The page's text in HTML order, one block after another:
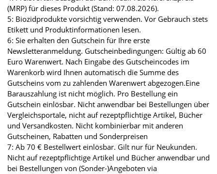
(MRP) für dieses Produkt (Stand: 07.08.2026).
5: Biozidprodukte vorsichtig verwenden. Vor Gebrauch stets
Etikett und Produktinformationen lesen.
6: Sie erhalten den Gutschein für Ihre erste
Newsletteranmeldung. Gutscheinbedingungen: Gültig ab 60
Euro Warenwert. Nach Eingabe des Gutscheincodes im
Warenkorb wird Ihnen automatisch die Summe des
Gutscheins vom zu zahlenden Warenwert abgezogen.Eine
Barauszahlung ist nicht möglich. Pro Bestellung ein
Gutschein einlösbar. Nicht anwendbar bei Bestellungen über
Vergleichsportale, nicht auf rezeptpflichtige Artikel, Bücher
und Versandkosten. Nicht kombinierbar mit anderen
Gutscheinen, Rabatten und Sonderpreisen
7: Ab 70 € Bestellwert einlösbar. Gilt nur für Neukunden.
Nicht auf rezeptpflichtige Artikel und Bücher anwendbar und
bei Bestellungen von (Sonder-)Angeboten via